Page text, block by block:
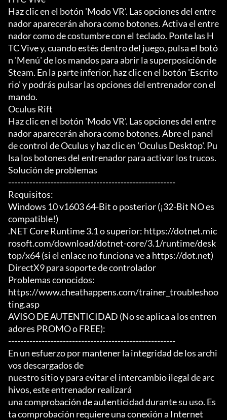
Haz clic en el botón 'Modo VR'. Las opciones del entre
nador aparecerán ahora como botones. Activa el entre
nador como de costumbre con el teclado. Ponte las H
TC Vive y, cuando estés dentro del juego, pulsa el botó
n 'Menú' de los mandos para abrir la superposición de
Steam. En la parte inferior, haz clic en el botón 'Escrito
rio' y podrás pulsar las opciones del entrenador con el
mando.
Oculus Rift
Haz clic en el botón 'Modo VR'. Las opciones del entre
nador aparecerán ahora como botones. Abre el panel
de control de Oculus y haz clic en 'Oculus Desktop'. Pu
lsa los botones del entrenador para activar los trucos.
Solución de problemas
-------------------------------------------------------
Requisitos:
Windows 10 v1603 64-Bit o posterior (¡32-Bit NO es
compatible!)
.NET Core Runtime 3.1 o superior: https://dotnet.mic
rosoft.com/download/dotnet-core/3.1/runtime/desk
top/x64 (si el enlace no funciona ve a https://dot.net)
DirectX9 para soporte de controlador
Problemas conocidos:
https://www.cheathappens.com/trainer_troubleshoo
ting.asp
AVISO DE AUTENTICIDAD (No se aplica a los entren
adores PROMO o FREE):
-------------------------------------------------------
En un esfuerzo por mantener la integridad de los archi
vos descargados de
nuestro sitio y para evitar el intercambio ilegal de arc
hivos, este entrenador realizará
una comprobación de autenticidad durante su uso. Es
ta comprobación requiere una conexión a Internet